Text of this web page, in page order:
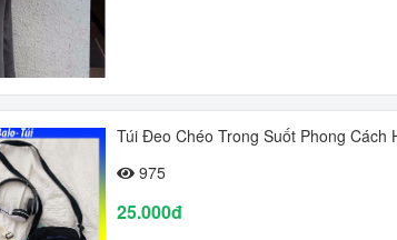
Túi Đeo Chéo Trong Suốt Phong Cách
975
25.000đ